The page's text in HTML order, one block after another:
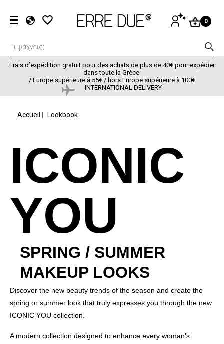
EN
FR
Menu du
SE
CONNECTER
0
Frais d’expédition gratuit pour des achats de plus de 40€ pour expédier
dans toute la Grèce
/ Europe supérieure à 55€ / hors Europe supérieure à 100€
INTERNATIONAL DELIVERY
FIL D'ARIANE
Accueil Lookbook
ICONIC
YOU
SPRING / SUMMER
MAKEUP LOOKS
Discover the new beauty trends of the season and create the
spring or summer look that truly expresses you through the new
ICONIC YOU collection.
A modern collection designed to enhance every woman’s